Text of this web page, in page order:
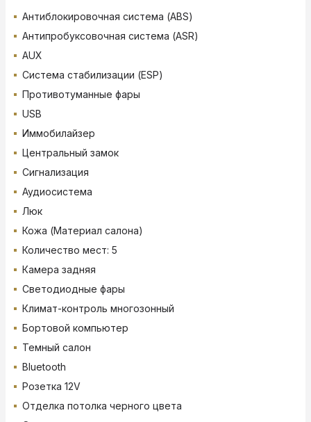
Антиблокировочная система (ABS)
Антипробуксовочная система (ASR)
AUX
Система стабилизации (ESP)
Противотуманные фары
USB
Иммобилайзер
Центральный замок
Сигнализация
Аудиосистема
Люк
Кожа (Материал салона)
Количество мест: 5
Камера задняя
Светодиодные фары
Климат-контроль многозонный
Бортовой компьютер
Темный салон
Bluetooth
Розетка 12V
Отделка потолка черного цвета